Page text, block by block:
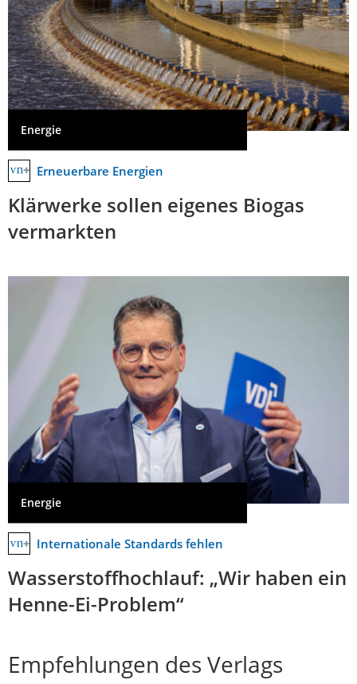
Energie
Erneuerbare Energien
Klärwerke sollen eigenes Biogas
vermarkten
Energie
Internationale Standards fehlen
Wasserstoffhochlauf: „Wir haben ein
Henne-Ei-Problem“
Empfehlungen des Verlags